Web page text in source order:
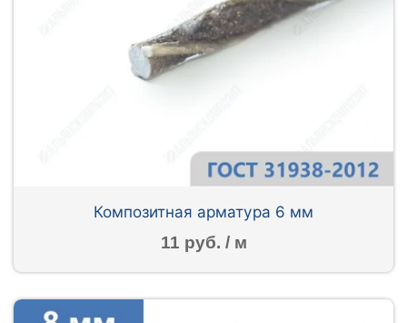
Композитная арматура 6 мм
11 руб. / м